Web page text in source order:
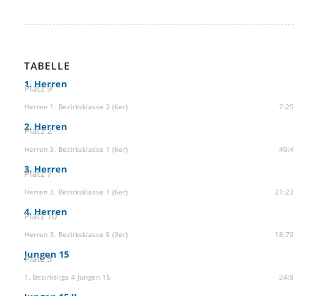
TABELLE
1. Herren
Platz 9
Herren 1. Bezirksklasse 2 (6er) 7:25
2. Herren
Platz 2
Herren 3. Bezirksklasse 1 (6er) 40:4
3. Herren
Platz 7
Herren 3. Bezirksklasse 1 (6er) 21:23
4. Herren
Platz 10
Herren 3. Bezirksklasse 5 (3er) 18:70
Jungen 15
Platz 3
1. Bezirksliga 4 Jungen 15 24:8